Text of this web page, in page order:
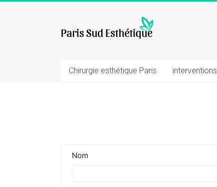
chirurgie
Chirurgie esthétique Paris interventions